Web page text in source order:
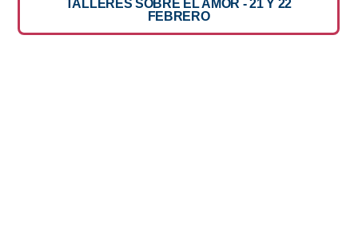
TALLERES SOBRE EL AMOR - 21 Y 22
FEBRERO